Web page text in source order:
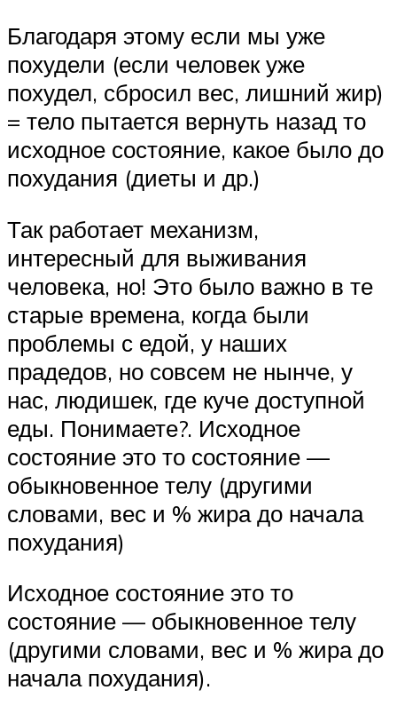
Благодаря этому если мы уже
похудели (если человек уже
похудел, сбросил вес, лишний жир)
= тело пытается вернуть назад то
исходное состояние, какое было до
похудания (диеты и др.)
Так работает механизм,
интересный для выживания
человека, но! Это было важно в те
старые времена, когда были
проблемы с едой, у наших
прадедов, но совсем не нынче, у
нас, людишек, где куче доступной
еды. Понимаете?. Исходное
состояние это то состояние —
обыкновенное телу (другими
словами, вес и % жира до начала
похудания)
Исходное состояние это то
состояние — обыкновенное телу
(другими словами, вес и % жира до
начала похудания).